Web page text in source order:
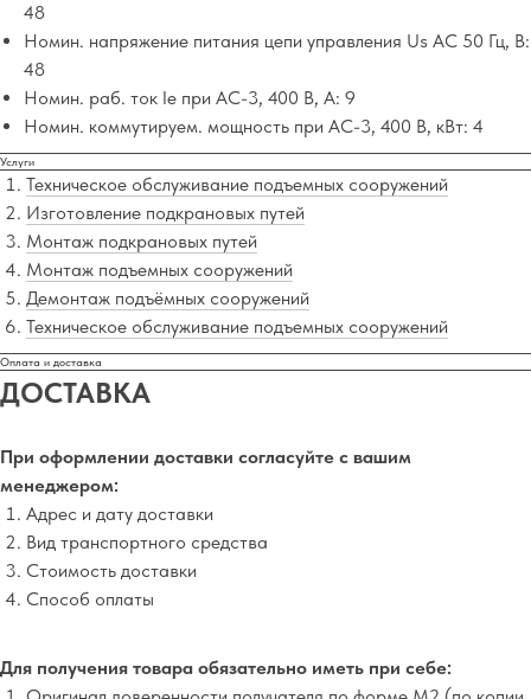
48
Номин. напряжение питания цепи управления Us AC 50 Гц, В:
48
Номин. раб. ток Ie при AC-3, 400 В, А: 9
Номин. коммутируем. мощность при AC-3, 400 В, кВт: 4
Услуги
Техническое обслуживание подъемных сооружений
Изготовление подкрановых путей
Монтаж подкрановых путей
Монтаж подъемных сооружений
Демонтаж подъёмных сооружений
Техническое обслуживание подъемных сооружений
Оплата и доставка
ДОСТАВКА
При оформлении доставки согласуйте с вашим
менеджером:
Адрес и дату доставки
Вид транспортного средства
Стоимость доставки
Способ оплаты
Для получения товара обязательно иметь при себе: